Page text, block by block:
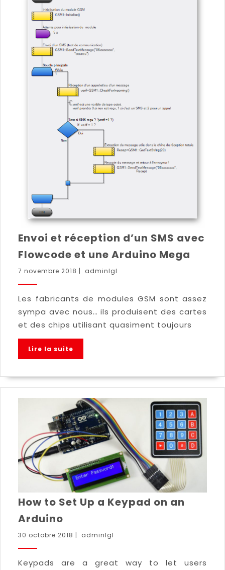
Envoi et réception d’un SMS avec
Flowcode et une Arduino Mega
7 novembre 2018 | adminlgl
Les fabricants de modules GSM sont assez
sympa avec nous… ils produisent des cartes
et des chips utilisant quasiment toujours
Lire la suite
How to Set Up a Keypad on an
Arduino
30 octobre 2018 | adminlgl
Keypads are a great way to let users